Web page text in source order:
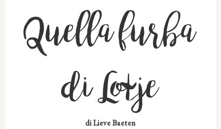
Quella furba
di Lotje
diLieve Baeten